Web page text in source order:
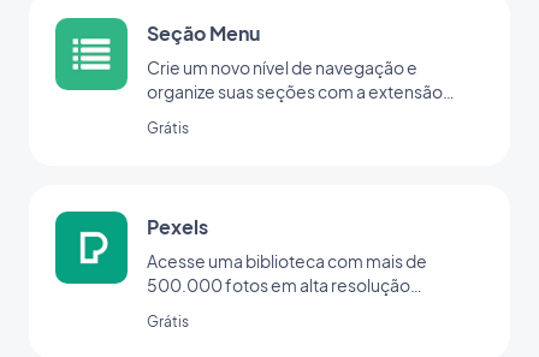
Seção Menu
Crie um novo nível de navegação e
organize suas seções com a extensão
Grátis
Pexels
Acesse uma biblioteca com mais de
500.000 fotos em alta resolução
Grátis